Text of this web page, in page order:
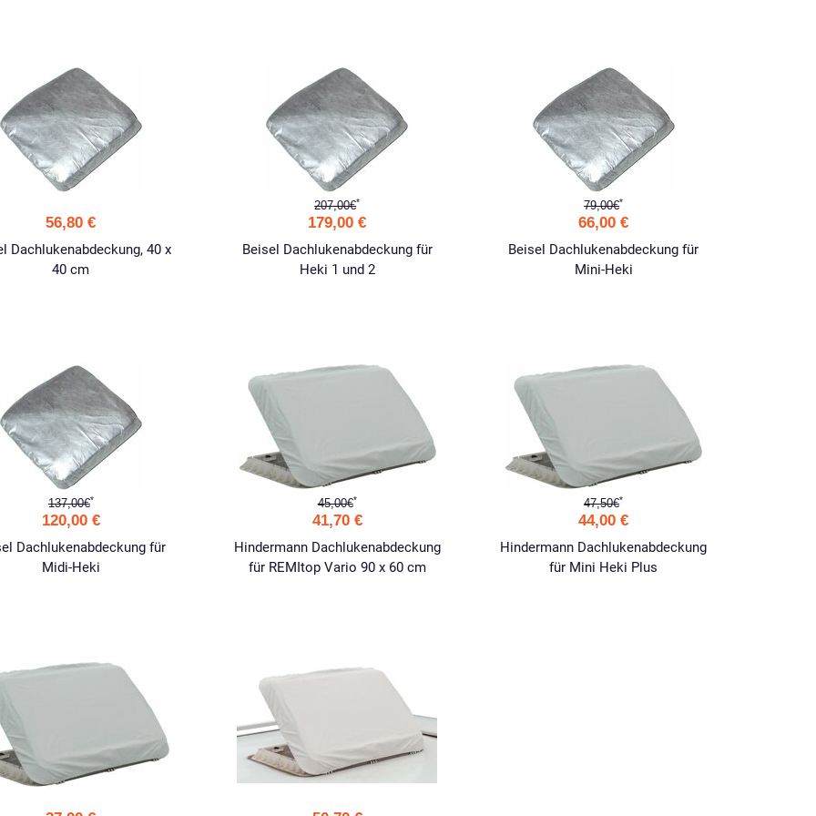
56,80 €
Dachlukenabdeckung, 40 x
40 cm
207,00€*
179,00 €
Beisel Dachlukenabdeckung für
Heki 1 und 2
79,00€*
66,00 €
Beisel Dachlukenabdeckung für
Mini-Heki
137,00€*
120,00 €
Dachlukenabdeckung für
Midi-Heki
45,00€*
41,70 €
Hindermann Dachlukenabdeckung
für REMItop Vario 90 x 60 cm
47,50€*
44,00 €
Hindermann Dachlukenabdeckung
für Mini Heki Plus